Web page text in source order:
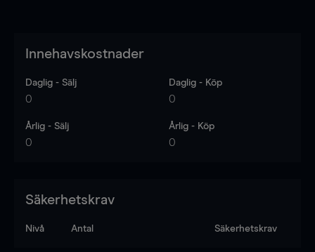
Innehavskostnader
Daglig - Sälj
0
Daglig - Köp
0
Årlig - Sälj
0
Årlig - Köp
0
Säkerhetskrav
Nivå Antal Säkerhetskrav